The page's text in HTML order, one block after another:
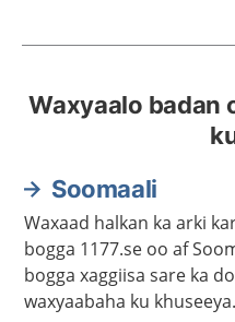
Waxyaalo badan
Soomaali
Waxaad halkan ka arki
bogga 1177.se oo af
bogga xaggiisa sare ka
waxyaabaha ku khuseeya.